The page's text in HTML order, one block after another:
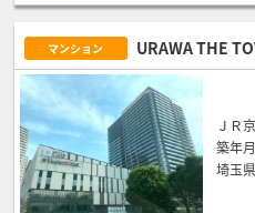
マンション URAWA THE
ＪＲ
築年
埼玉